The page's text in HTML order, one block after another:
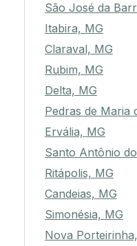
São José da
Itabira, MG
Claraval, MG
Rubim, MG
Delta, MG
Pedras de Maria
Ervália, MG
Santo Antônio
Ritápolis, MG
Candeias, MG
Simonésia, MG
Nova